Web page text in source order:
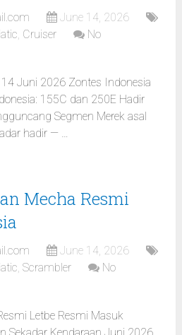
June 14, 2026
, Cruiser
No
Juni 2026 Zontes Indonesia
155C dan 250E Hadir
Segmen Merek asal
hadir — …
Mecha Resmi
June 14, 2026
,Scrambler
No
Letbe Resmi Masuk